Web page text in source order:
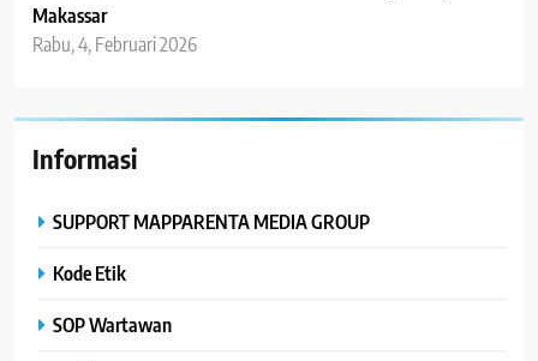
Makassar
Rabu, 4, Februari 2026
Informasi
SUPPORT MAPPARENTA MEDIA GROUP
Kode Etik
SOP Wartawan